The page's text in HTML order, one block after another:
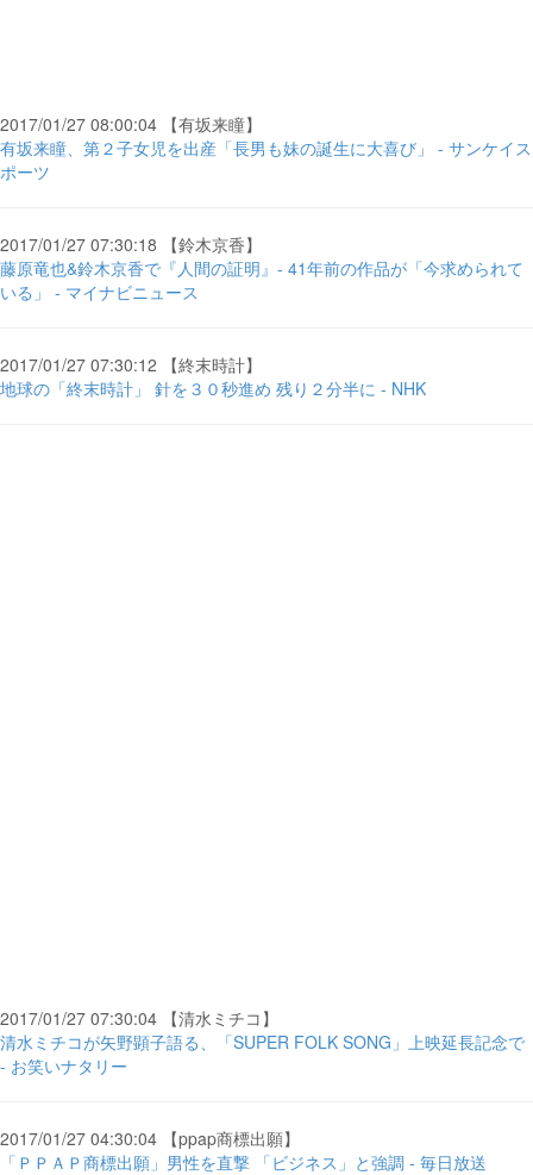
2017/01/27 08:00:04 【有坂来瞳】
有坂来瞳、第２子女児を出産「長男も妹の誕生に大喜び」 - サンケイス
ポーツ
2017/01/27 07:30:18 【鈴木京香】
藤原竜也&鈴木京香で『人間の証明』- 41年前の作品が「今求められて
いる」 - マイナビニュース
2017/01/27 07:30:12 【終末時計】
地球の「終末時計」 針を３０秒進め 残り２分半に - NHK
2017/01/27 07:30:04 【清水ミチコ】
清水ミチコが矢野顕子語る、「SUPER FOLK SONG」上映延長記念で
- お笑いナタリー
2017/01/27 04:30:04 【ppap商標出願】
「ＰＰＡＰ商標出願」男性を直撃 「ビジネス」と強調 - 毎日放送